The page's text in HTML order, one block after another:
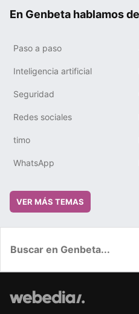
En Genbeta hablamos
Paso a paso
Inteligencia artificial
Seguridad
Redes sociales
timo
WhatsApp
VER MÁS TEMAS